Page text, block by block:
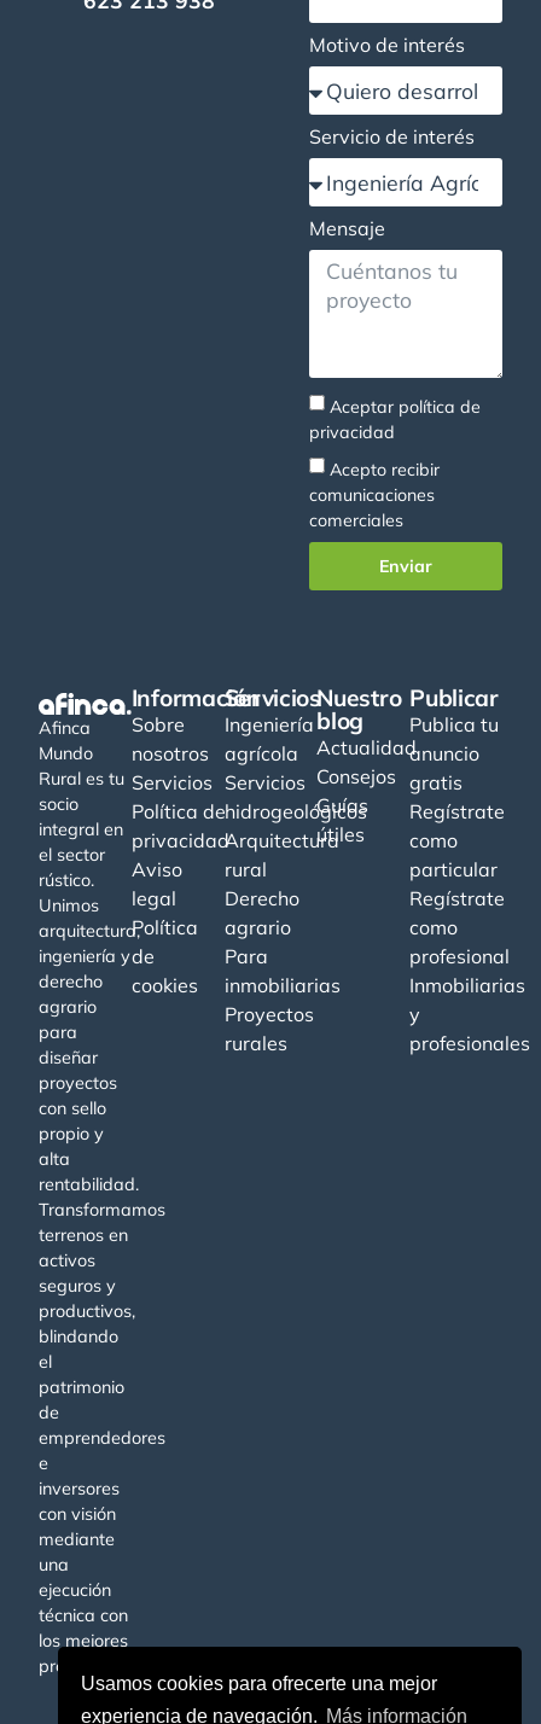
Usamos cookies para ofrecerte una mejor
experiencia de navegación. Más información
Motivo de interés
Servicio de interés
Mensaje
Aceptar política de
privacidad
Acepto recibir
comunicaciones
comerciales
Enviar
Afinca
Mundo
Rural es tu
socio
integral en
el sector
rústico.
Unimos
arquitectura,
ingeniería y
derecho
agrario
para
diseñar
proyectos
con sello
propio y
alta
rentabilidad.
Transformamos
terrenos en
activos
seguros y
productivos,
blindando
el
patrimonio
de
emprendedores
e
inversores
con visión
mediante
una
ejecución
técnica con
los mejores
profesionales.
Información
Sobre
nosotros
Servicios
Política de
privacidad
Aviso
legal
Política
de
cookies
Servicios
Ingeniería
agrícola
Servicios
hidrogeológicos
Arquitectura
rural
Derecho
agrario
Para
inmobiliarias
Proyectos
rurales
Nuestro
blog
Actualidad
Consejos
Guías
útiles
Publicar
Publica tu
anuncio
gratis
Regístrate
como
particular
Regístrate
como
profesional
Inmobiliarias
y
profesionales